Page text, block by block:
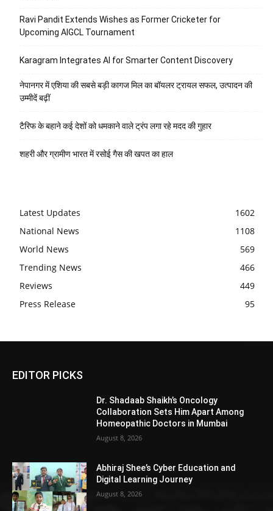
Ravi Pandit Extends Wishes as Former Cricketer for
Upcoming AIGCL Tournament
Karagram Integrates AI for Smarter Content Discovery
नेपानगर में एशिया की सबसे बड़ी कागज मिल का बॉयलर ट्रायल सफल, उत्पादन की
उम्मीदें बढ़ीं
टैरिफ के बहाने कई देशों को धमकाने वाले ट्रंप लगा रहे मदद की गुहार
शहरी और ग्रामीण भारत में रसोई गैस की खपत का हाल
Latest Updates
1602
National News
1108
World News
569
Trending News
466
Reviews
449
Press Release
95
EDITOR PICKS
Dr. Shadaab Shaikh’s Oncology
Collaboration Sets Him Apart Among
Homeopathic Doctors in Mumbai
August 8, 2026
Abhiraj Shee’s Cyber Education and
Digital Learning Journey
August 8, 2026